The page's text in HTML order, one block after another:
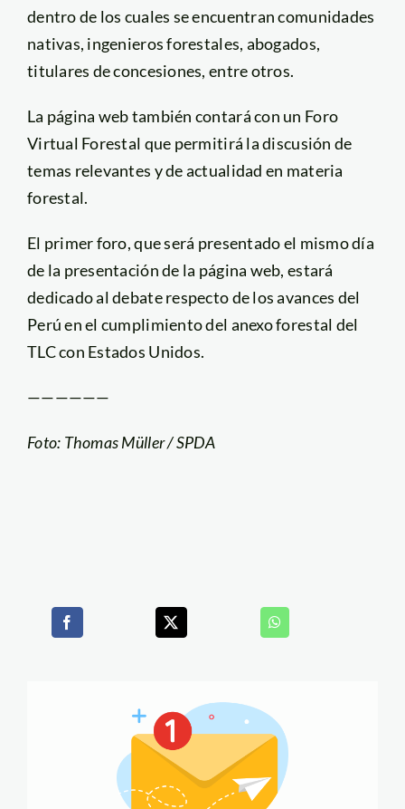
dentro de los cuales se encuentran comunidades
nativas, ingenieros forestales, abogados,
titulares de concesiones, entre otros.
La página web también contará con un Foro
Virtual Forestal que permitirá la discusión de
temas relevantes y de actualidad en materia
forestal.
El primer foro, que será presentado el mismo día
de la presentación de la página web, estará
dedicado al debate respecto de los avances del
Perú en el cumplimiento del anexo forestal del
TLC con Estados Unidos.
——————
Foto: Thomas Müller / SPDA